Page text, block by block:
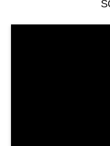
Il tuo video